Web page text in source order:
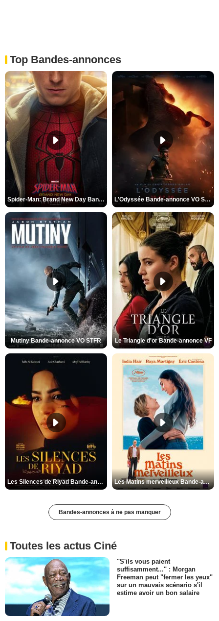
Top Bandes-annonces
Spider-Man: Brand New Day Bande-annonce VO STFR L'Odyssée Bande-annonce VO STFR
Mutiny Bande-annonce VO STFR Le Triangle d'or Bande-annonce VF
Les Silences de Riyad Bande-annonce VO STFR Les Matins merveilleux Bande-annonce VF
Bandes-annonces à ne pas manquer
Toutes les actus Ciné
"S'ils vous paient
suffisamment..." : Morgan
Freeman peut "fermer les yeux"
sur un mauvais scénario s'il
estime avoir un bon salaire